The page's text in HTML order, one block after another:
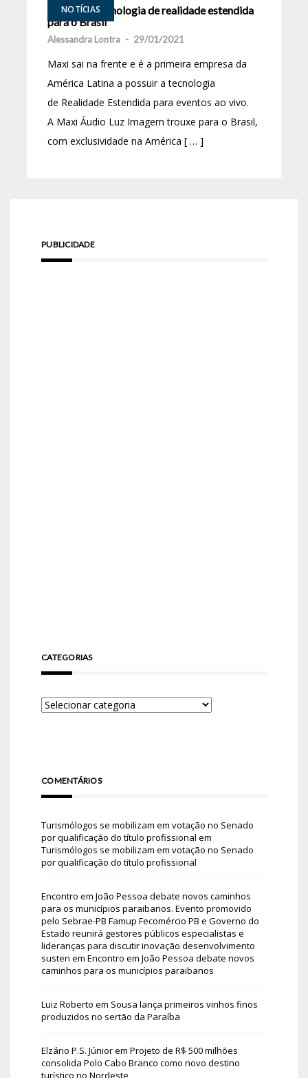
NOTÍCIAS
Maxi traz tecnologia de realidade estendida
para o Brasil
Alessandra Lontra - 29/01/2021
Maxi sai na frente e é a primeira empresa da
América Latina a possuir a tecnologia
de Realidade Estendida para eventos ao vivo.
A Maxi Áudio Luz Imagem trouxe para o Brasil,
com exclusividade na América [ … ]
PUBLICIDADE
CATEGORIAS
COMENTÁRIOS
Turismólogos se mobilizam em votação no Senado
por qualificação do título profissional em
Turismólogos se mobilizam em votação no Senado
por qualificação do título profissional
Encontro em João Pessoa debate novos caminhos
para os municípios paraibanos. Evento promovido
pelo Sebrae-PB Famup Fecomércio PB e Governo do
Estado reunirá gestores públicos especialistas e
lideranças para discutir inovação desenvolvimento
susten em Encontro em João Pessoa debate novos
caminhos para os municípios paraibanos
Luiz Roberto em Sousa lança primeiros vinhos finos
produzidos no sertão da Paraíba
Elzário P.S. Júniorem Projeto de R$ 500 milhões
consolida Polo Cabo Branco como novo destino
turístico no Nordeste